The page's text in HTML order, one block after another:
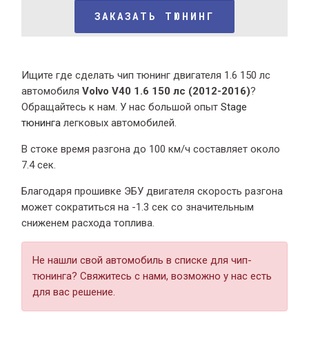
ЗАКАЗАТЬ ТЮНИНГ
Ищите где сделать чип тюнинг двигателя 1.6 150 лс
автомобиляVolvo V40 1.6 150 лс (2012-2016)?
Обращайтесь к нам. У нас большой опытStage
тюнинга легковых автомобилей.
В стоке время разгонадо 100 км/ч составляет около
7.4 сек.
Благодаря прошивке ЭБУ двигателя скорость разгона
может сократиться на -1.3 сек со значительным
сниженем расхода топлива.
Не нашли свой автомобиль в списке для чип-
тюнинга? Свяжитесь с нами, возможно у нас есть
для вас решение.